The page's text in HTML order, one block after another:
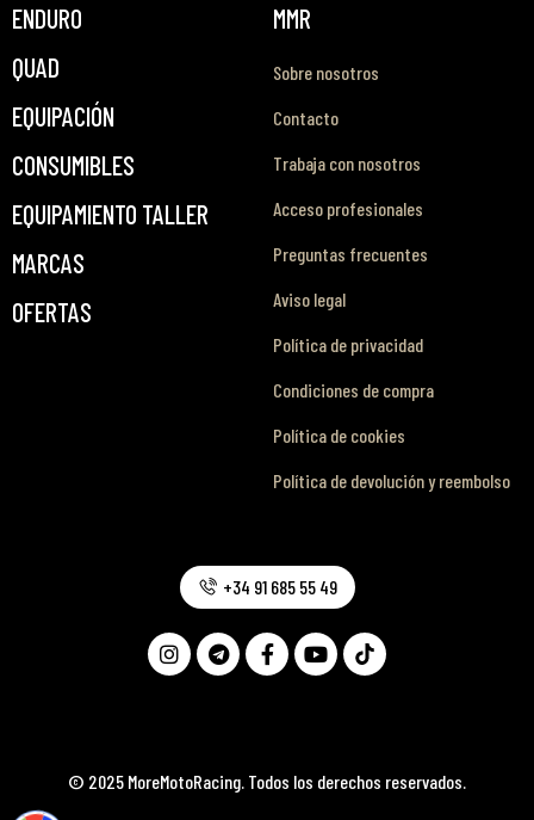
ENDURO
QUAD
EQUIPACIÓN
CONSUMIBLES
EQUIPAMIENTO TALLER
MARCAS
OFERTAS
MMR
Sobre nosotros
Contacto
Trabaja con nosotros
Acceso profesionales
Preguntas frecuentes
Aviso legal
Política de privacidad
Condiciones de compra
Política de cookies
Política de devolución y reembolso
© 2025 MoreMotoRacing. Todos los derechos reservados.
+34 91 685 55 49